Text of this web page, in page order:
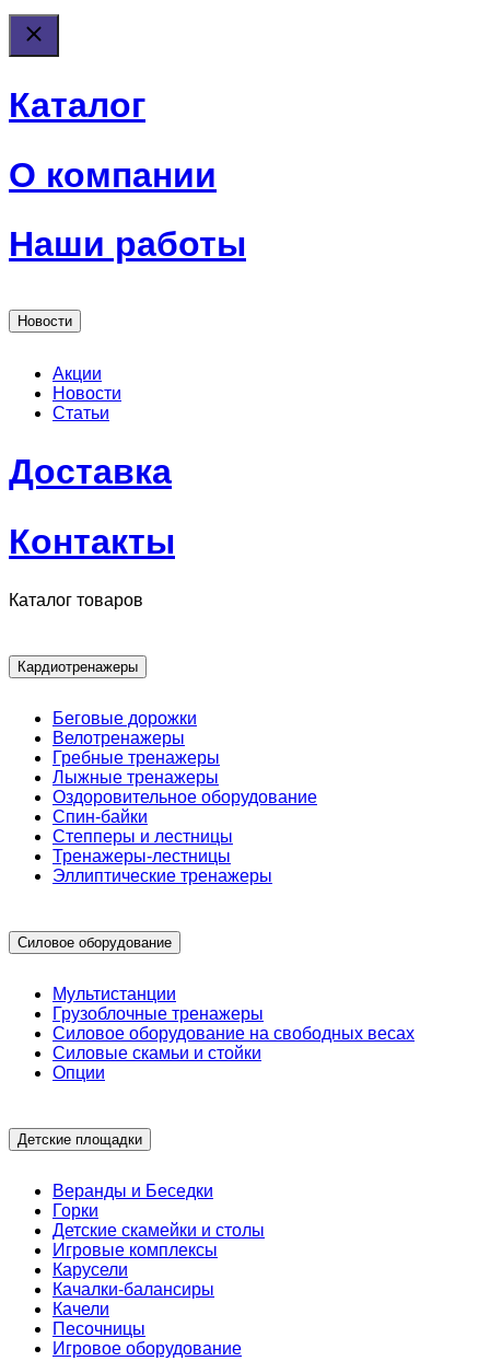
Каталог
О компании
Наши работы
Новости
Акции
Новости
Статьи
Доставка
Контакты
Каталог товаров
Кардиотренажеры
Беговые дорожки
Велотренажеры
Гребные тренажеры
Лыжные тренажеры
Оздоровительное оборудование
Спин-байки
Степперы и лестницы
Тренажеры-лестницы
Эллиптические тренажеры
Силовое оборудование
Мультистанции
Грузоблочные тренажеры
Силовое оборудование на свободных весах
Силовые скамьи и стойки
Опции
Детские площадки
Веранды и Беседки
Горки
Детские скамейки и столы
Игровые комплексы
Карусели
Качалки-балансиры
Качели
Песочницы
Игровое оборудование